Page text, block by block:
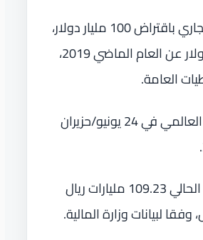
وتمت تغطية عجز دول الخليج خلال الأشهر الستة الأولى من العام الجاري باقتراض 100 مليار دولار،
منها حوالي 60.3 مليار دولار على شكل سندات بارتفاع 10 مليارات دولار عن العام الماضي 2019،
وتوقع صندوق النقد الدولي، في أحدث تقاريره حول آفاق الاقتصاد العالمي في 24 يونيو/حزيران
وبلغ العجز التراكمي في ميزانية السعودية في الربع الثاني من العام الحالي 109.23 مليارات ريال